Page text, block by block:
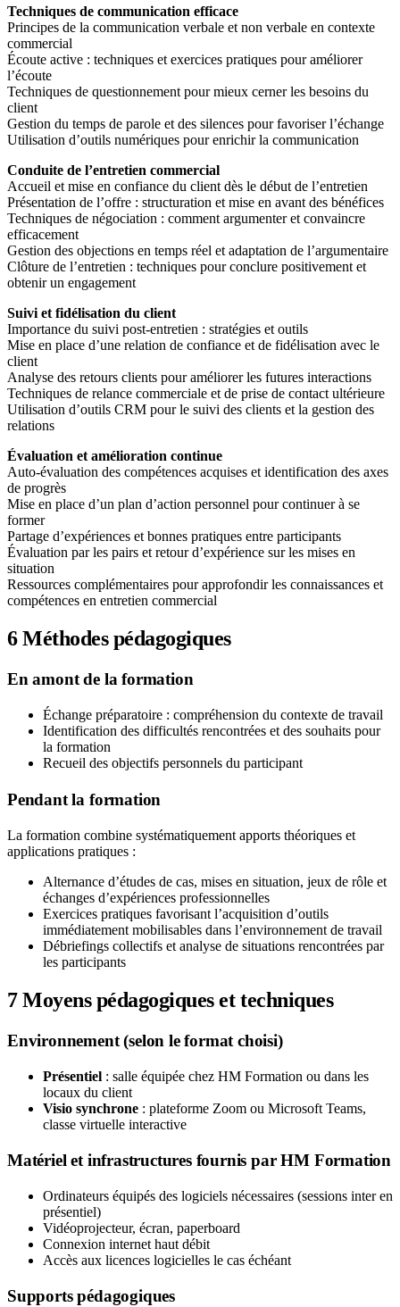
Techniques de communication efficace
Principes de la communication verbale et non verbale en contexte
commercial
Écoute active : techniques et exercices pratiques pour améliorer
l’écoute
Techniques de questionnement pour mieux cerner les besoins du
client
Gestion du temps de parole et des silences pour favoriser l’échange
Utilisation d’outils numériques pour enrichir la communication
Conduite de l’entretien commercial
Accueil et mise en confiance du client dès le début de l’entretien
Présentation de l’offre : structuration et mise en avant des bénéfices
Techniques de négociation : comment argumenter et convaincre
efficacement
Gestion des objections en temps réel et adaptation de l’argumentaire
Clôture de l’entretien : techniques pour conclure positivement et
obtenir un engagement
Suivi et fidélisation du client
Importance du suivi post-entretien : stratégies et outils
Mise en place d’une relation de confiance et de fidélisation avec le
client
Analyse des retours clients pour améliorer les futures interactions
Techniques de relance commerciale et de prise de contact ultérieure
Utilisation d’outils CRM pour le suivi des clients et la gestion des
relations
Évaluation et amélioration continue
Auto-évaluation des compétences acquises et identification des axes
de progrès
Mise en place d’un plan d’action personnel pour continuer à se
former
Partage d’expériences et bonnes pratiques entre participants
Évaluation par les pairs et retour d’expérience sur les mises en
situation
Ressources complémentaires pour approfondir les connaissances et
compétences en entretien commercial
6Méthodes pédagogiques
En amont de la formation
Échange préparatoire : compréhension du contexte de travail
Identification des difficultés rencontrées et des souhaits pour
la formation
Recueil des objectifs personnels du participant
Pendant la formation
La formation combine systématiquement apports théoriques et
applications pratiques :
Alternance d’études de cas, mises en situation, jeux de rôle et
échanges d’expériences professionnelles
Exercices pratiques favorisant l’acquisition d’outils
immédiatement mobilisables dans l’environnement de travail
Débriefings collectifs et analyse de situations rencontrées par
les participants
7Moyens pédagogiques et techniques
Environnement (selon le format choisi)
Présentiel : salle équipée chez HM Formation ou dans les
locaux du client
Visio synchrone : plateforme Zoom ou Microsoft Teams,
classe virtuelle interactive
Matériel et infrastructures fournis par HM Formation
Ordinateurs équipés des logiciels nécessaires (sessions inter en
présentiel)
Vidéoprojecteur, écran, paperboard
Connexion internet haut débit
Accès aux licences logicielles le cas échéant
Supports pédagogiques